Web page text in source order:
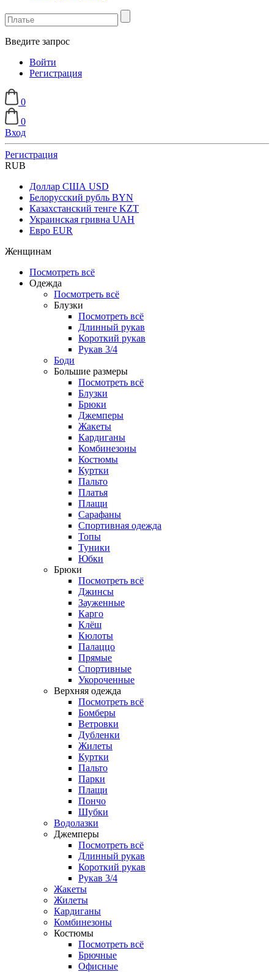
Введите запрос
Войти
Регистрация
0
0
Вход
Регистрация
RUB
Доллар США USD
Белорусский рубль BYN
Казахстанский тенге KZT
Украинская гривна UAH
Евро EUR
Женщинам
Посмотреть всё
Одежда
Посмотреть всё
Блузки
Посмотреть всё
Длинный рукав
Короткий рукав
Рукав 3/4
Боди
Большие размеры
Посмотреть всё
Блузки
Брюки
Джемперы
Жакеты
Кардиганы
Комбинезоны
Костюмы
Куртки
Пальто
Платья
Плащи
Сарафаны
Спортивная одежда
Топы
Туники
Юбки
Брюки
Посмотреть всё
Джинсы
Зауженные
Карго
Клёш
Кюлоты
Палаццо
Прямые
Спортивные
Укороченные
Верхняя одежда
Посмотреть всё
Бомберы
Ветровки
Дубленки
Жилеты
Куртки
Пальто
Парки
Плащи
Пончо
Шубки
Водолазки
Джемперы
Посмотреть всё
Длинный рукав
Короткий рукав
Рукав 3/4
Жакеты
Жилеты
Кардиганы
Комбинезоны
Костюмы
Посмотреть всё
Брючные
Офисные